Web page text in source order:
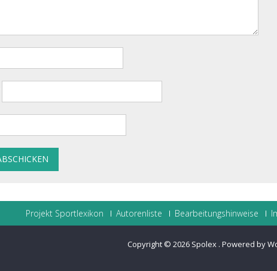
Projekt Sportlexikon Autorenliste Bearbeitungshinweise
Copyright © 2026 Spolex . Powered by